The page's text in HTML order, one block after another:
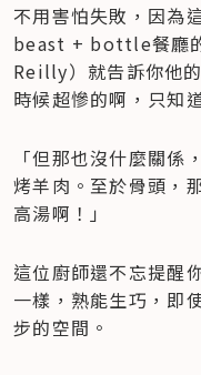
不用害怕失敗，因為
beast + bottle餐廳
Reilly）就告訴你他
時候超慘的啊，只知
「但那也沒什麼關係
烤羊肉。至於骨頭，
高湯啊！」
這位廚師還不忘提醒
一樣，熟能生巧，即
步的空間。